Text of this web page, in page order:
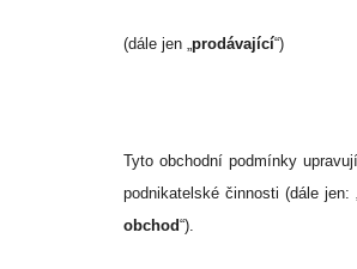
(dále jen „ prodávající“)
Tyto obchodní podmínky
podnikatelské činnosti (dále jen: „
obchod“).